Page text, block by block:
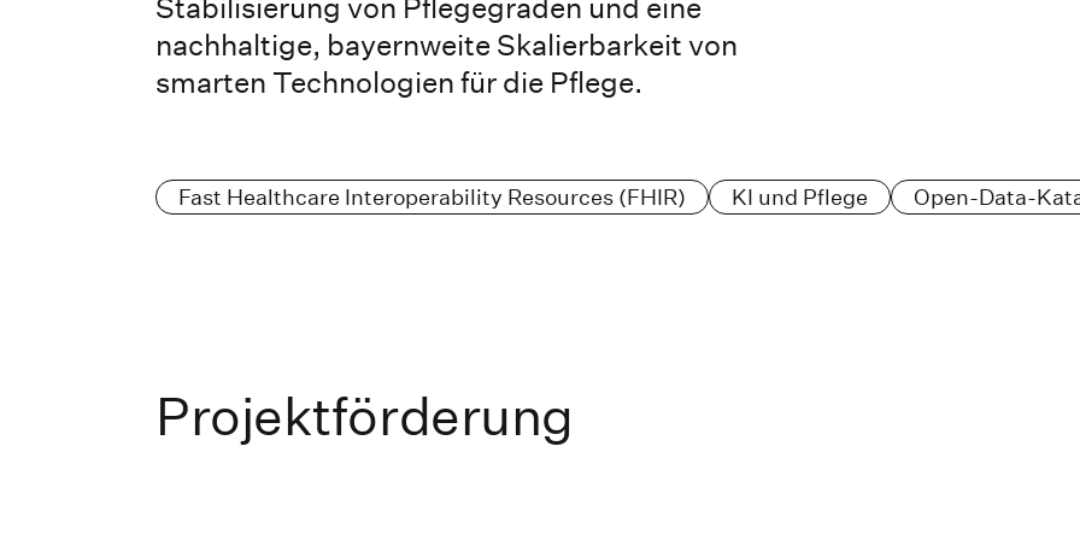
Stabilisierung von Pflegegraden und eine
nachhaltige, bayernweite Skalierbarkeit von
smarten Technologien für die Pflege.
Fast Healthcare Interoperability Resources (FHIR) KI und Pflege Open-Data-
Projektförderung